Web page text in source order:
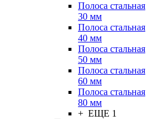
Полоса стальная
30 мм
Полоса стальная
40 мм
Полоса стальная
50 мм
Полоса стальная
60 мм
Полоса стальная
80 мм
+ ЕЩЕ 1